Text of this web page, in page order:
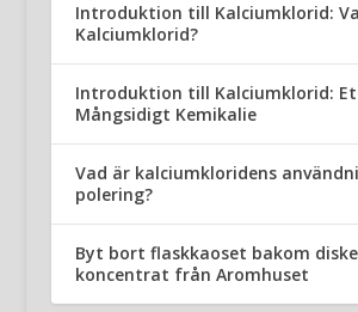
Introduktion till Kalciumklorid:
Kalciumklorid?
Introduktion till Kalciumklorid:
Mångsidigt Kemikalie
Vad är kalciumkloridens
polering?
Byt bort flaskkaoset bakom
koncentrat från Aromhuset